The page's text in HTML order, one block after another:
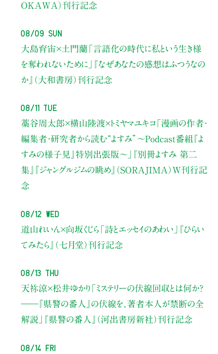
OKAWA）刊行記念
08/09 Sun
大島育宙×土門蘭 「言語化の時代に私という生き様
を奪われないために」
『なぜあなたの感想はふつうなの
か』（大和書房）刊行記念
08/11 Tue
藁谷周太郎×横山陸渡×トミヤマユキコ「漫画の作者・
編集者・研究者から読む“よすみ” 〜Podcast番組『よ
すみの様子見』特別出張版〜」
『別冊よすみ 第二
集』『ジャングルジムの眺め』（SORAJIMA）W刊行記
念
08/12 Wed
道山れいん×向坂くじら 「詩とエッセイのあわい」
『ひらい
てみたら』（七月堂）刊行記念
08/13 Thu
天祢涼×松井ゆかり 「ミステリーの伏線回収とは何か？
――『県警の番人』の伏線を、著者本人が禁断の全
解説」
『県警の番人』（河出書房新社）刊行記念
08/14 Fri